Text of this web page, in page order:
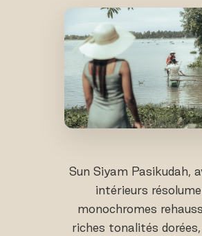
Sun Siyam Pasikudah,
intérieurs
monochromes
riches tonalités